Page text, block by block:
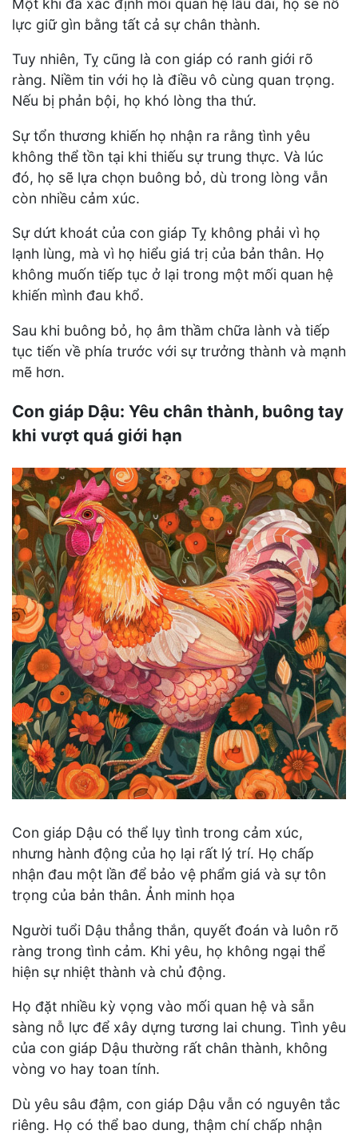
lực giữ gìn bằng tất cả sự chân thành.
Tuy nhiên, Tỵ cũng là con giáp có ranh giới rõ
ràng. Niềm tin với họ là điều vô cùng quan trọng.
Nếu bị phản bội, họ khó lòng tha thứ.
Sự tổn thương khiến họ nhận ra rằng tình yêu
không thể tồn tại khi thiếu sự trung thực. Và lúc
đó, họ sẽ lựa chọn buông bỏ, dù trong lòng vẫn
còn nhiều cảm xúc.
Sự dứt khoát của con giáp Tỵ không phải vì họ
lạnh lùng, mà vì họ hiểu giá trị của bản thân. Họ
không muốn tiếp tục ở lại trong một mối quan hệ
khiến mình đau khổ.
Sau khi buông bỏ, họ âm thầm chữa lành và tiếp
tục tiến về phía trước với sự trưởng thành và mạnh
mẽ hơn.
Con giáp Dậu: Yêu chân thành, buông tay
khi vượt quá giới hạn
Con giáp Dậu có thể lụy tình trong cảm xúc,
nhưng hành động của họ lại rất lý trí. Họ chấp
nhận đau một lần để bảo vệ phẩm giá và sự tôn
trọng của bản thân. Ảnh minh họa
Người tuổi Dậu thẳng thắn, quyết đoán và luôn rõ
ràng trong tình cảm. Khi yêu, họ không ngại thể
hiện sự nhiệt thành và chủ động.
Họ đặt nhiều kỳ vọng vào mối quan hệ và sẵn
sàng nỗ lực để xây dựng tương lai chung. Tình yêu
của con giáp Dậu thường rất chân thành, không
vòng vo hay toan tính.
Dù yêu sâu đậm, con giáp Dậu vẫn có nguyên tắc
riêng. Họ có thể bao dung, thậm chí chấp nhận